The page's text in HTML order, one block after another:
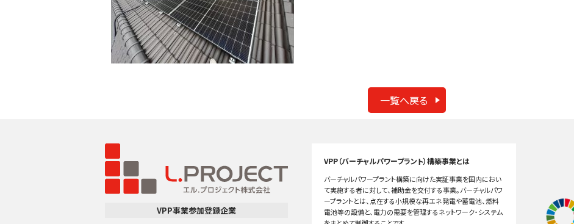
一覧へ戻る
VPP事業参加登録企業
VPP（バーチャルパワープラント）構築事業とは
バーチャルパワープラント構築に向けた実証事業を国内におい
て実施する者に対して、補助金を交付する事業。バーチャルパワ
ープラントとは、点在する小規模な再エネ発電や蓄電池、燃料
電池等の設備と、電力の需要を管理するネットワーク・システム